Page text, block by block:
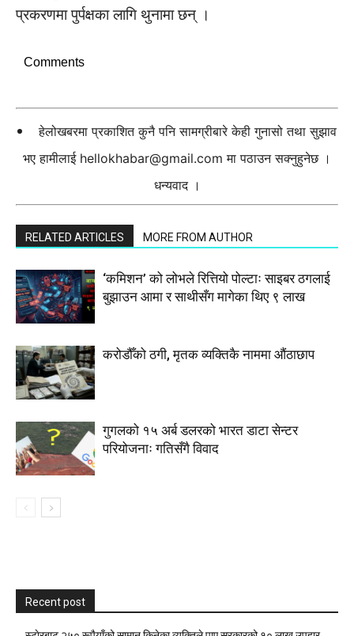
प्रकरणमा पुर्पक्षका लागि थुनामा छन् ।
Comments
हेलोखबरमा प्रकाशित कुनै पनि सामग्रीबारे केही गुनासो तथा सुझाव
भए हामीलाई hellokhabar@gmail.com मा पठाउन सक्नुहुनेछ ।
धन्यवाद ।
RELATED ARTICLES MORE FROM AUTHOR
‘कमिशन’ को लोभले रित्तियो पोल्टाः साइबर ठगलाई
बुझाउन आमा र साथीसँग मागेका थिए ९ लाख
करोडौँको ठगी, मृतक व्यक्तिकै नाममा औंठाछाप
गुगलको १५ अर्ब डलरको भारत डाटा सेन्टर
परियोजनाः गतिसँगै विवाद
Recent post